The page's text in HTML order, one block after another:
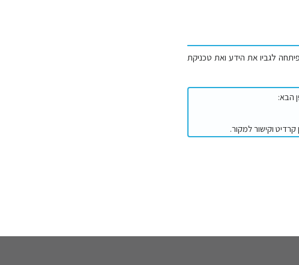
לגביו את הידע ואת טכניקת
הבא:
וקישור למקור.